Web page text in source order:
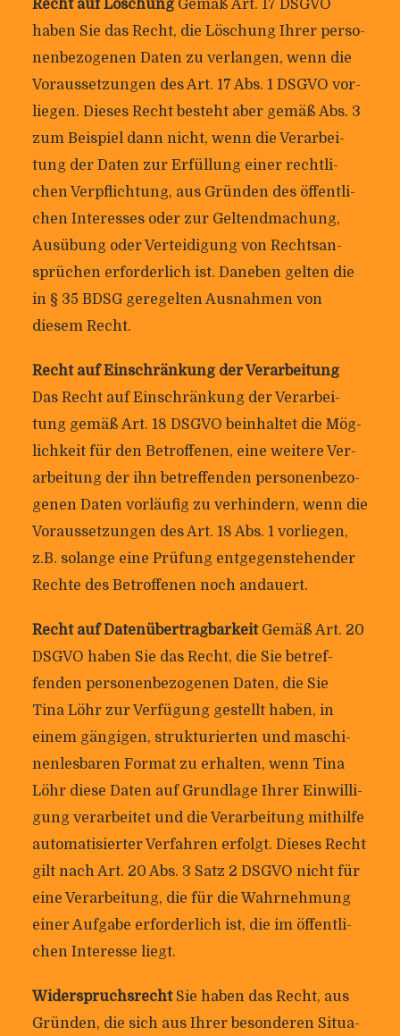
Recht auf Löschung Gemäß Art. 17 DSGVO
haben Sie das Recht, die Löschung Ihrer per­so­
nen­be­zo­genen Daten zu ver­langen, wenn die
Vor­aus­set­zungen des Art. 17 Abs. 1 DSGVO vor­
liegen. Dieses Recht besteht aber gemäß Abs. 3
zum Bei­spiel dann nicht, wenn die Ver­ar­bei­
tung der Daten zur Erfül­lung einer recht­li­
chen Ver­pflich­tung, aus Gründen des öffent­li­
chen Inter­esses oder zur Gel­tend­ma­chung,
Aus­übung oder Ver­tei­di­gung von Rechts­an­
sprü­chen erfor­der­lich ist. Daneben gelten die
in § 35 BDSG gere­gelten Aus­nahmen von
diesem Recht.
Recht auf Ein­schrän­kung der Ver­ar­bei­tung
Das Recht auf Ein­schrän­kung der Ver­ar­bei­
tung gemäß Art. 18 DSGVO beinhaltet die Mög­
lich­keit für den Betrof­fenen, eine wei­tere Ver­
ar­bei­tung der ihn betref­fenden per­so­nen­be­zo­
genen Daten vor­läufig zu ver­hin­dern, wenn die
Vor­aus­set­zungen des Art. 18 Abs. 1 vor­liegen,
z.B. solange eine Prü­fung ent­ge­gen­ste­hender
Rechte des Betrof­fenen noch andauert.
Recht auf Daten­über­trag­bar­keit Gemäß Art. 20
DSGVO haben Sie das Recht, die Sie betref­
fenden per­so­nen­be­zo­genen Daten, die Sie
Tina Löhr zur Ver­fü­gung gestellt haben, in
einem gän­gigen, struk­tu­rierten und maschi­
nen­les­baren Format zu erhalten, wenn Tina
Löhr diese Daten auf Grund­lage Ihrer Ein­wil­li­
gung ver­ar­beitet und die Ver­ar­bei­tung mit­hilfe
auto­ma­ti­sierter Ver­fahren erfolgt. Dieses Recht
gilt nach Art. 20 Abs. 3 Satz 2 DSGVO nicht für
eine Ver­ar­bei­tung, die für die Wahr­neh­mung
einer Auf­gabe erfor­der­lich ist, die im öffent­li­
chen Inter­esse liegt.
Wider­spruchs­recht Sie haben das Recht, aus
Gründen, die sich aus Ihrer beson­deren Situa­